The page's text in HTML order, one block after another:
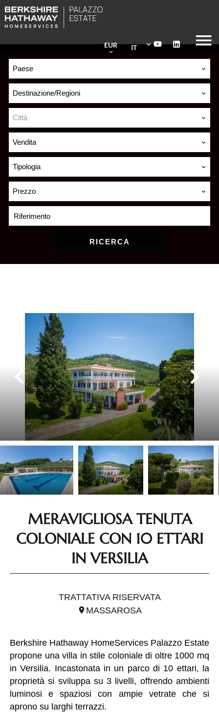
IT
EUR
Paese
Destinazione/Regioni
Città
Vendita
Tipologia
Prezzo
RICERCA
MERAVIGLIOSA TENUTA
COLONIALE CON 10 ETTARI
IN VERSILIA
TRATTATIVA RISERVATA
MASSAROSA
Berkshire Hathaway HomeServices Palazzo Estate
propone una villa in stile coloniale di oltre 1000 mq
in Versilia. Incastonata in un parco di 10 ettari, la
proprietà si sviluppa su 3 livelli, offrendo ambienti
luminosi e spaziosi con ampie vetrate che si
aprono su larghi terrazzi.